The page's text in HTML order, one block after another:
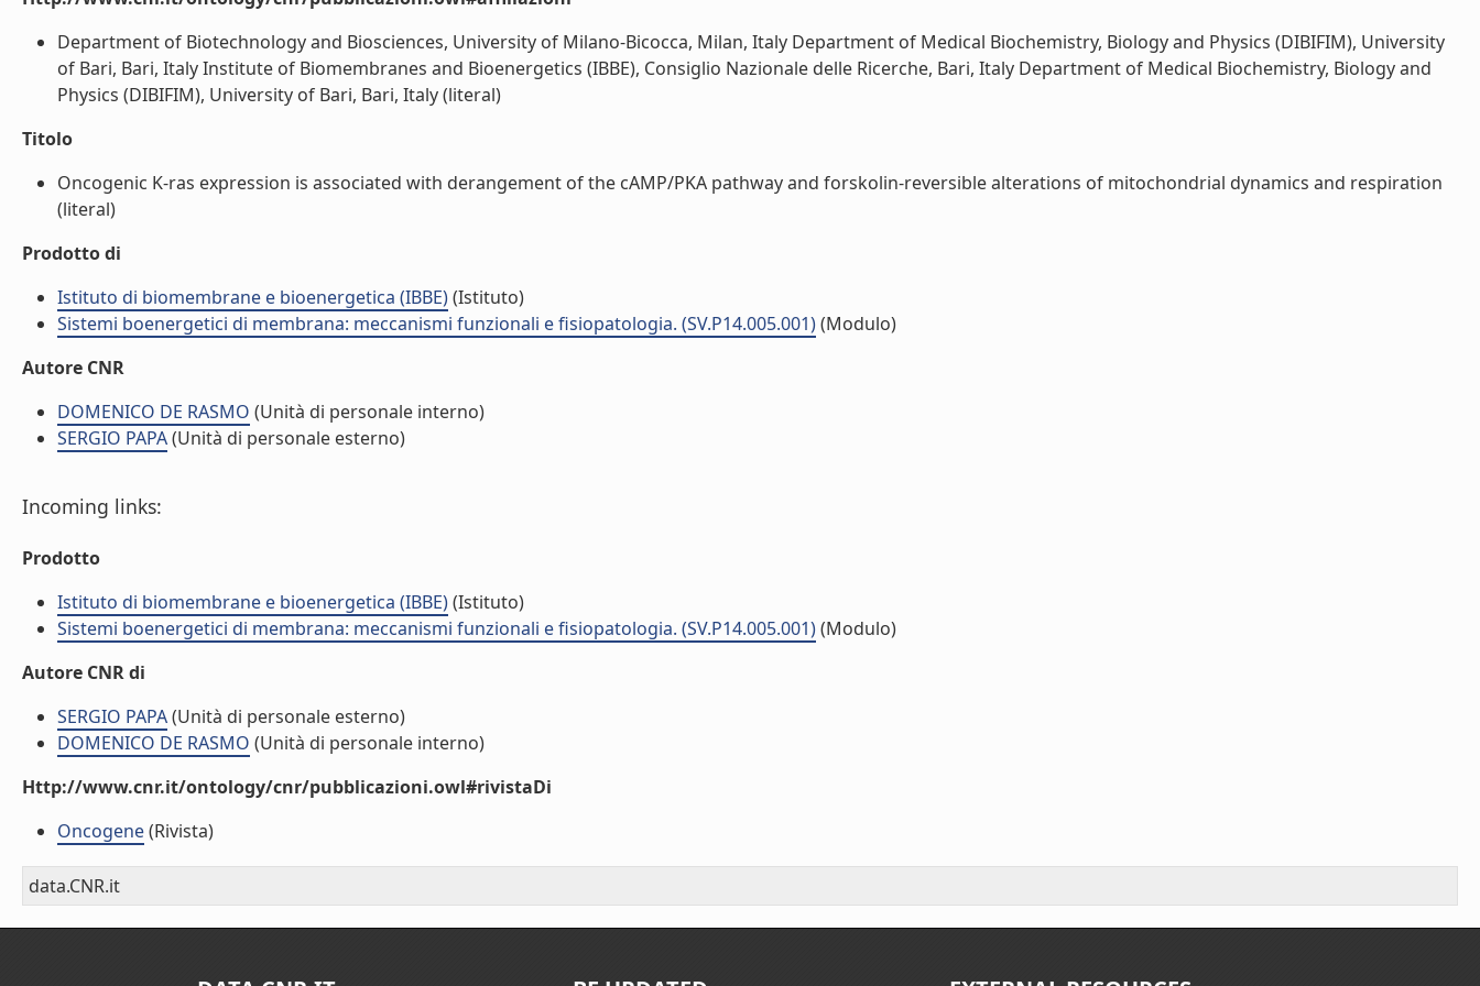
Department of Biotechnology and Biosciences, University of Milano-Bicocca, Milan, Italy Department of Medical Biochemistry, Biology and Physics (DIBIFIM), University
of Bari, Bari, Italy Institute of Biomembranes and Bioenergetics (IBBE), Consiglio Nazionale delle Ricerche, Bari, Italy Department of Medical Biochemistry, Biology and
Physics (DIBIFIM), University of Bari, Bari, Italy (literal)
Titolo
Oncogenic K-ras expression is associated with derangement of the cAMP/PKA pathway and forskolin-reversible alterations of mitochondrial dynamics and respiration
(literal)
Prodotto di
Istituto di biomembrane e bioenergetica (IBBE)(Istituto)
Sistemi boenergetici di membrana: meccanismi funzionali e fisiopatologia. (SV.P14.005.001)(Modulo)
Autore CNR
DOMENICO DE RASMO (Unità di personale interno)
SERGIO PAPA(Unità di personale esterno)
Incoming links:
Prodotto
Istituto di biomembrane e bioenergetica (IBBE)(Istituto)
Sistemi boenergetici di membrana: meccanismi funzionali e fisiopatologia. (SV.P14.005.001)(Modulo)
Autore CNR di
SERGIO PAPA(Unità di personale esterno)
DOMENICO DE RASMO (Unità di personale interno)
Http://www.cnr.it/ontology/cnr/pubblicazioni.owl#rivistaDi
Oncogene(Rivista)
data.CNR.it